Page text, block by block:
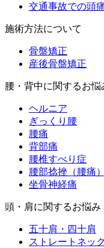
交通事故での頭
施術方法について
骨盤矯正
産後骨盤矯正
腰・背中に関するお悩
ヘルニア
ぎっくり腰
腰痛
背部痛
腰椎すべり症
腰部捻挫（腰痛）
坐骨神経痛
頭・肩に関するお悩み
五十肩・四十肩
ストレートネック